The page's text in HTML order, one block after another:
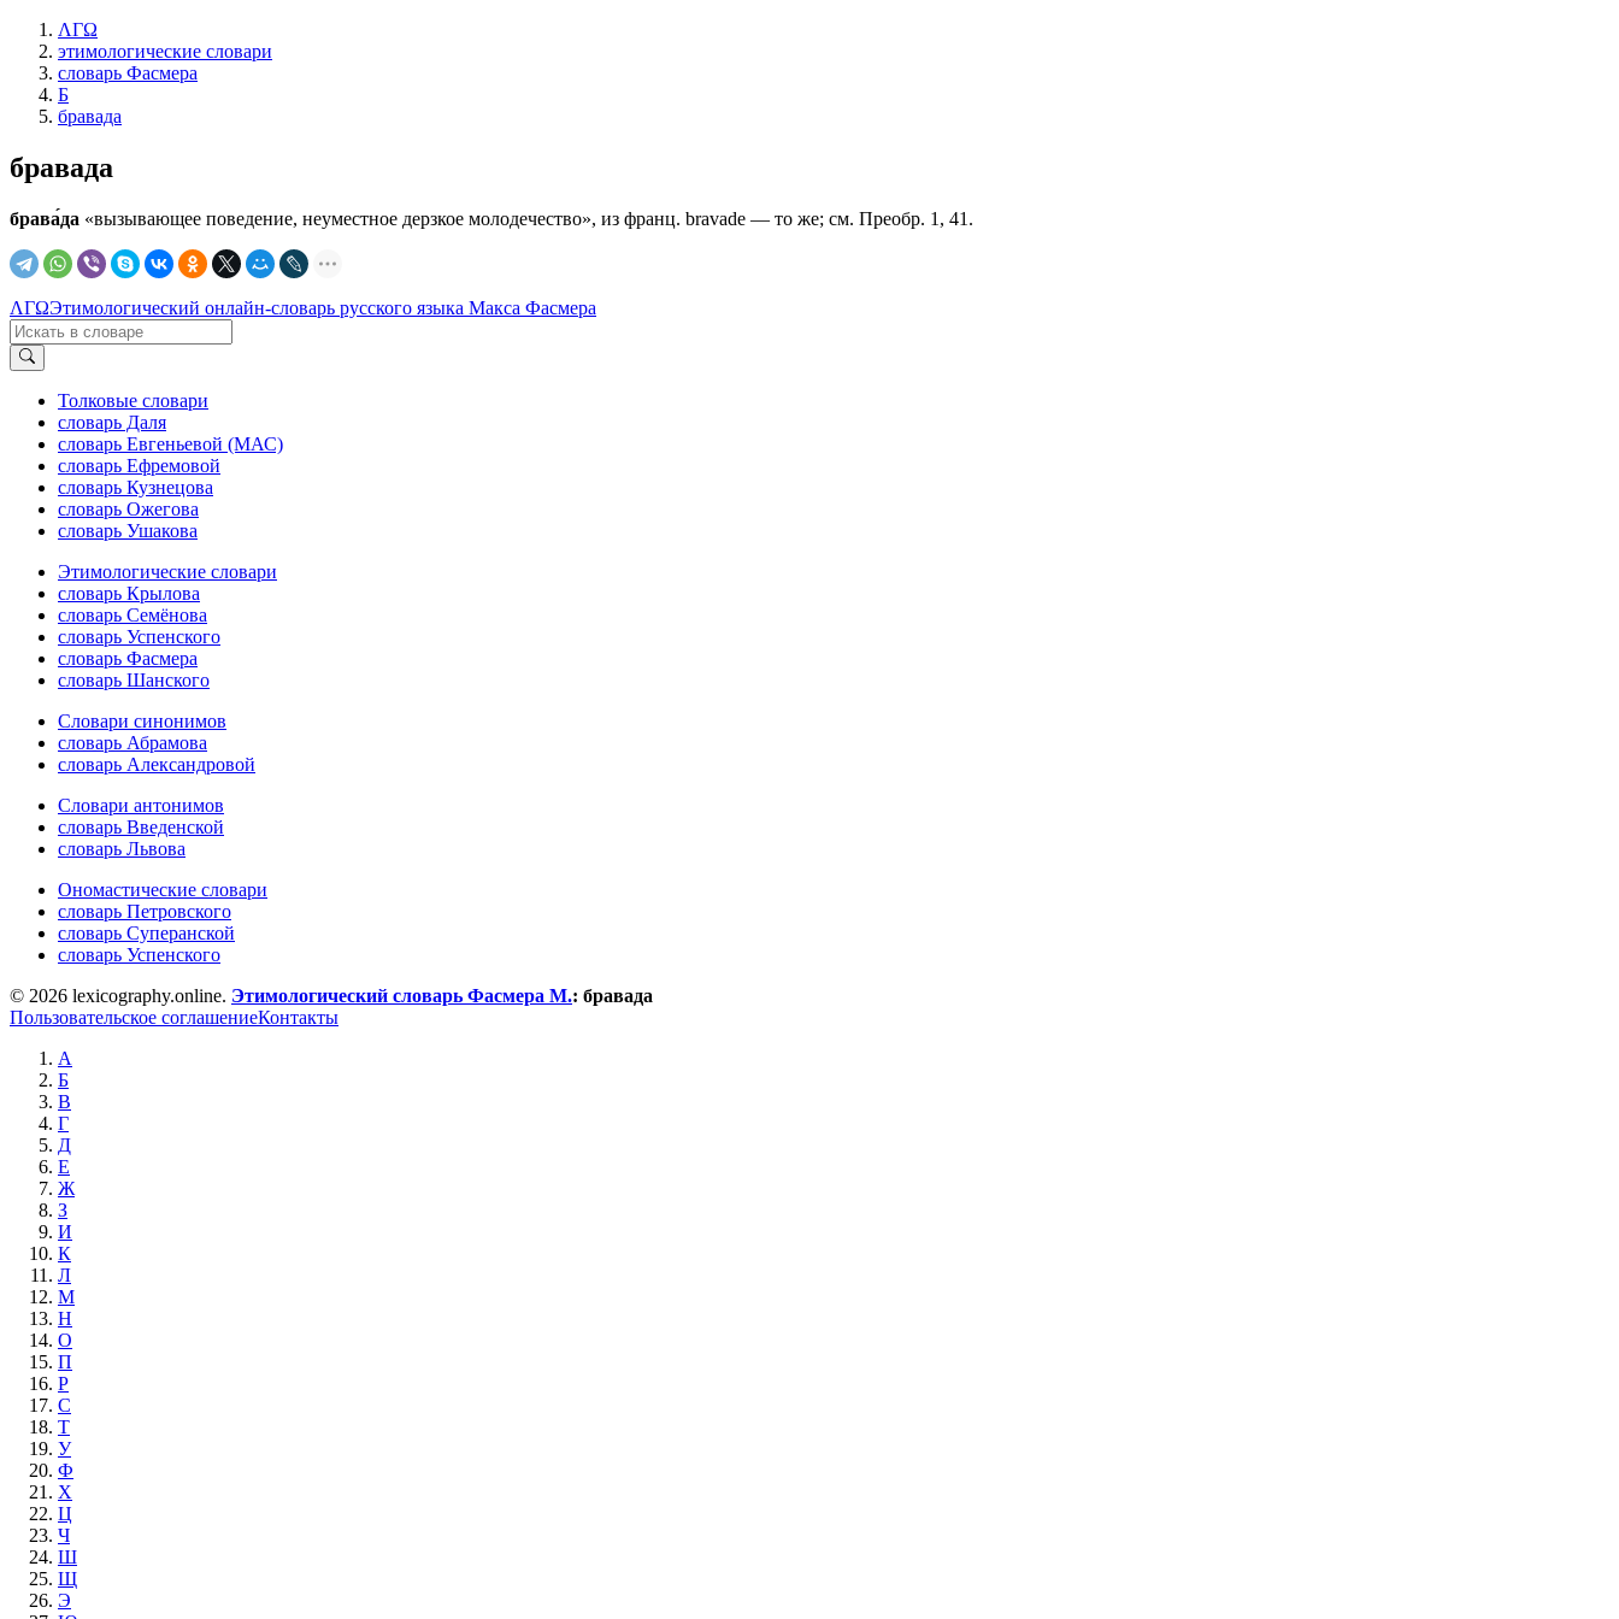
ΛΓΩ
этимологические словари
словарь Фасмера
Б
бравада
бравада
брава́да «вызывающее поведение, неуместное дерзкое молодечество», из франц. bravade — то же; см. Преобр. 1, 41.
ΛΓΩЭтимологический онлайн-словарь русского языка Макса Фасмера
Толковые словари
словарь Даля
словарь Евгеньевой (МАС)
словарь Ефремовой
словарь Кузнецова
словарь Ожегова
словарь Ушакова
Этимологические словари
словарь Крылова
словарь Семёнова
словарь Успенского
словарь Фасмера
словарь Шанского
Словари синонимов
словарь Абрамова
словарь Александровой
Словари антонимов
словарь Введенской
словарь Львова
Ономастические словари
словарь Петровского
словарь Суперанской
словарь Успенского
© 2026 lexicography.online. Этимологический словарь Фасмера М.: бравада
Пользовательское соглашениеКонтакты
А
Б
В
Г
Д
Е
Ж
З
И
К
Л
М
Н
О
П
Р
С
Т
У
Ф
Х
Ц
Ч
Ш
Щ
Э